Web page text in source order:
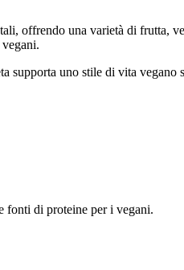
offrendo una varietà di frutta,
supporta uno stile di vita
fonti di proteine per i vegani.